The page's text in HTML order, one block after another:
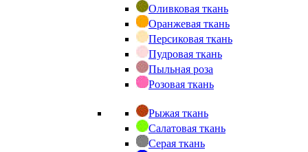
Оливковая ткань
Оранжевая ткань
Персиковая ткань
Пудровая ткань
Пыльная роза
Розовая ткань
Рыжая ткань
Салатовая ткань
Серая ткань